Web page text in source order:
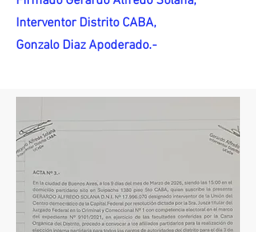
Interventor Distrito CABA,
Gonzalo Diaz Apoderado.-